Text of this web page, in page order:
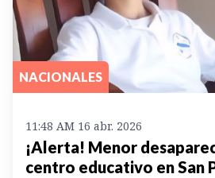
NACIONALES
11:48 AM 16 abr. 2026
¡Alerta! Menor
centro educativo en San